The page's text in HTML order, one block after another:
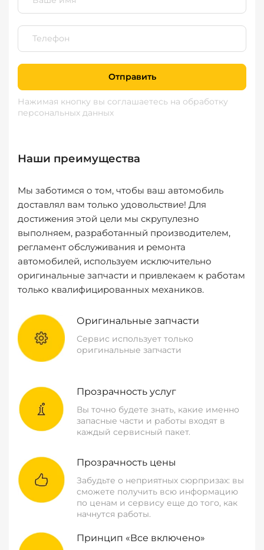
Отправить
Нажимая кнопку вы соглашаетесь на обработку
персональных данных
Наши преимущества
Мы заботимся о том, чтобы ваш автомобиль
доставлял вам только удовольствие! Для
достижения этой цели мы скрупулезно
выполняем, разработанный производителем,
регламент обслуживания и ремонта
автомобилей, используем исключительно
оригинальные запчасти и привлекаем к работам
только квалифицированных механиков.
Оригинальные запчасти
Сервис использует только
оригинальные запчасти
Прозрачность услуг
Вы точно будете знать, какие именно
запасные части и работы входят в
каждый сервисный пакет.
Прозрачность цены
Забудьте о неприятных сюрпризах: вы
сможете получить всю информацию
по ценам и сервису еще до того, как
начнутся работы.
Принцип «Все включено»